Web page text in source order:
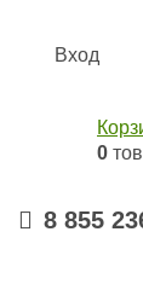
Вход
0
8 855